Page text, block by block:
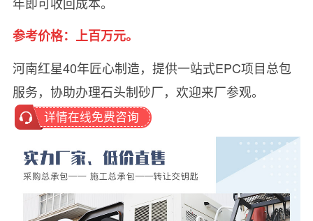
参考价格：上百万元。
河南红星40年匠心制造，提供一站式EPC项目总包
服务，协助办理石头制砂厂，欢迎来厂参观。
详情在线免费咨询